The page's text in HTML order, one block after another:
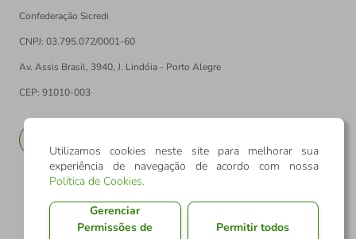
Confederação Sicredi
CNPJ: 03.795.072/0001-60
Av. Assis Brasil, 3940, J. Lindóia - Porto Alegre
CEP: 91010-003
Utilizamos cookies neste site para melhorar sua
experiência de navegação de acordo com nossa
Política de Cookies.
Gerenciar
Permissões de
Permitir todos